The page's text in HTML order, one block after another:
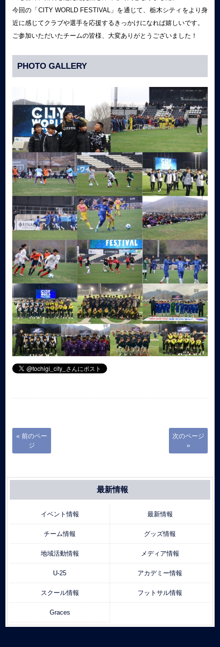
今回の「CITY WORLD FESTIVAL」を通じて、栃木シティをより身
近に感じてクラブや選手を応援するきっかけになれば嬉しいです。
ご参加いただいたチームの皆様、大変ありがとうございました！
PHOTO GALLERY
« 前のペー
ジ
次のページ
»
最新情報
イベント情報 最新情報
チーム情報 グッズ情報
地域活動情報 メディア情報
U-25 アカデミー情報
スクール情報 フットサル情報
Graces